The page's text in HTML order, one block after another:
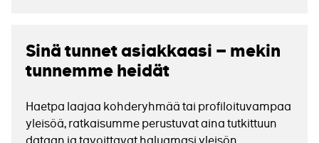
Sinä tunnet asiakkaasi – mekin
tunnemme heidät
Haetpa laajaa kohderyhmää tai profiloituvampaa
yleisöä, ratkaisumme perustuvat aina tutkittuun